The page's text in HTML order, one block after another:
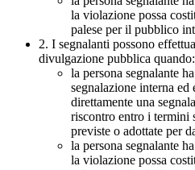
la violazione possa
palese per il pubblico
2. I segnalanti possono
divulgazione pubblica quando:
la persona segnalante
segnalazione interna ed
direttamente una
riscontro entro i termini
previste o adottate per
la persona segnalante
la violazione possa